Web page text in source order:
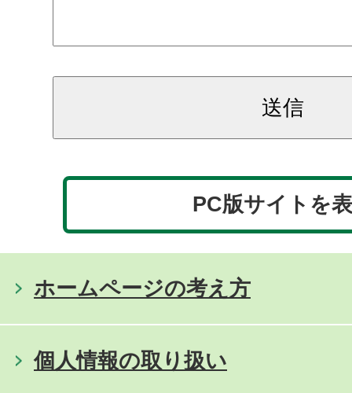
PC版サイトを
ホームページの考え方
個人情報の取り扱い